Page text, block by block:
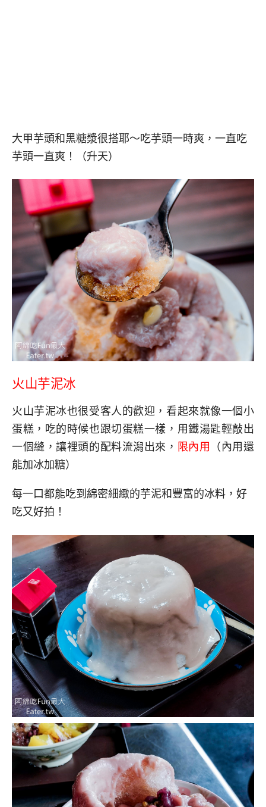
大甲芋頭和黑糖漿很搭耶～吃芋頭一時爽，一直吃
芋頭一直爽！（升天）
火山芋泥冰
火山芋泥冰也很受客人的歡迎，看起來就像一個小
蛋糕，吃的時候也跟切蛋糕一樣，用鐵湯匙輕敲出
一個縫，讓裡頭的配料流潟出來， 限內用
（內用還
能加冰加糖）
每一口都能吃到綿密細緻的芋泥和豐富的冰料，好
吃又好拍！